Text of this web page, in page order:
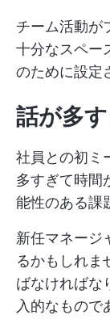
チーム活動が
十分なスペー
のために設定
話が多
社員との初ミ
多すぎて時間
能性のある課
新任マネージ
るかもしれま
ばなければな
入的なもので